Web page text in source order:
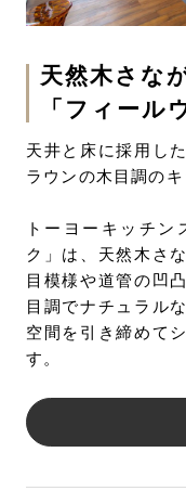
天然木さな
「フィール
天井と床に採用し
ラウンの木目調の
トーヨーキッチン
ク」は、天然木さ
目模様や道管の凹
目調でナチュラル
空間を引き締めて
す。